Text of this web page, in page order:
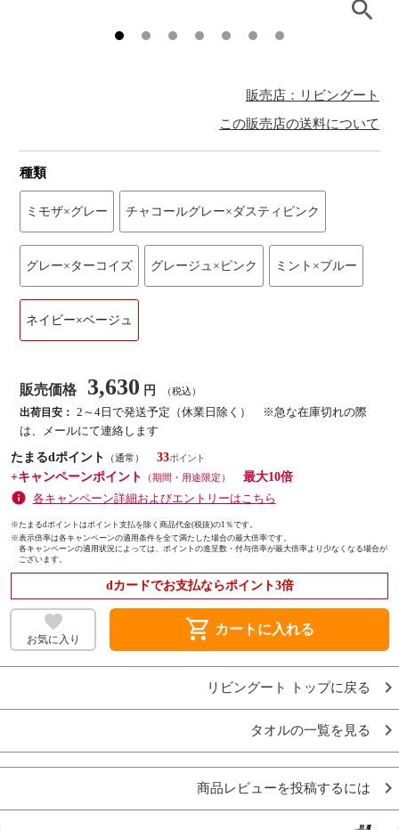
販売店：リビングート
この販売店の送料について
種類
ミモザ×グレー チャコールグレー×ダスティピンク
グレー×ターコイズ グレージュ×ピンク ミント×ブルー
ネイビー×ベージュ
販売価格 3,630 円 （税込）
出荷目安： 2～4日で発送予定（休業日除く） ※急な在庫切れの際
は、メールにて連絡します
たまるdポイント
（通常）
33
+キャンペーンポイント
（期間・用途限定）
最大10倍
各キャンペーン詳細およびエントリーはこちら
※たまるdポイントはポイント支払を除く商品代金(税抜)の1％です。
※表示倍率は各キャンペーンの適用条件を全て満たした場合の最大倍率です。
各キャンペーンの適用状況によっては、ポイントの進呈数・付与倍率が最大倍率より少なくなる場合が
ございます。
dカードでお支払ならポイント3倍
お気に入り shopping_cart カートに入れる
リビングート トップに戻る
タオルの一覧を見る
商品レビューを投稿するには